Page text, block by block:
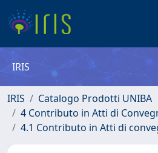
IRIS
IRIS
Catalogo Prodotti UNIBA
4 Contributo in Atti di
4.1 Contributo in Atti di